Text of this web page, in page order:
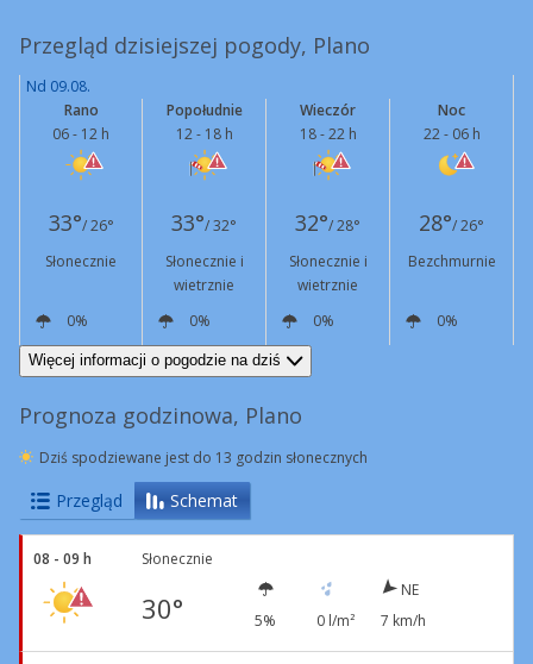
Przegląd dzisiejszej pogody, Plano
Nd 09.08.
Rano
06 - 12 h
Popołudnie
12 - 18 h
Wieczór
18 - 22 h
Noc
22 - 06 h
33°/ 26° 33°/ 32° 32°/ 28° 28°/ 26°
Słonecznie
Słonecznie i
wietrznie
Słonecznie i
wietrznie
Bezchmurnie
0% 0% 0%
0%
N
8 km/h SW
18 km/h
Więcej informacji o pogodzie na dziś
Prognoza godzinowa, Plano
Dziś spodziewane jest do 13 godzin słonecznych
Przegląd Schemat
08 - 09 h Słonecznie
30° 5% 0 l/m²
NE
7 km/h